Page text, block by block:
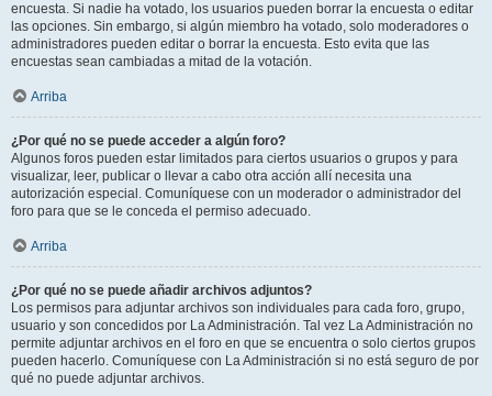
encuesta. Si nadie ha votado, los usuarios pueden borrar la encuesta o editar
las opciones. Sin embargo, si algún miembro ha votado, solo moderadores o
administradores pueden editar o borrar la encuesta. Esto evita que las
encuestas sean cambiadas a mitad de la votación.
Arriba
¿Por qué no se puede acceder a algún foro?
Algunos foros pueden estar limitados para ciertos usuarios o grupos y para
visualizar, leer, publicar o llevar a cabo otra acción allí necesita una
autorización especial. Comuníquese con un moderador o administrador del
foro para que se le conceda el permiso adecuado.
Arriba
¿Por qué no se puede añadir archivos adjuntos?
Los permisos para adjuntar archivos son individuales para cada foro, grupo,
usuario y son concedidos por La Administración. Tal vez La Administración no
permite adjuntar archivos en el foro en que se encuentra o solo ciertos grupos
pueden hacerlo. Comuníquese con La Administración si no está seguro de por
qué no puede adjuntar archivos.